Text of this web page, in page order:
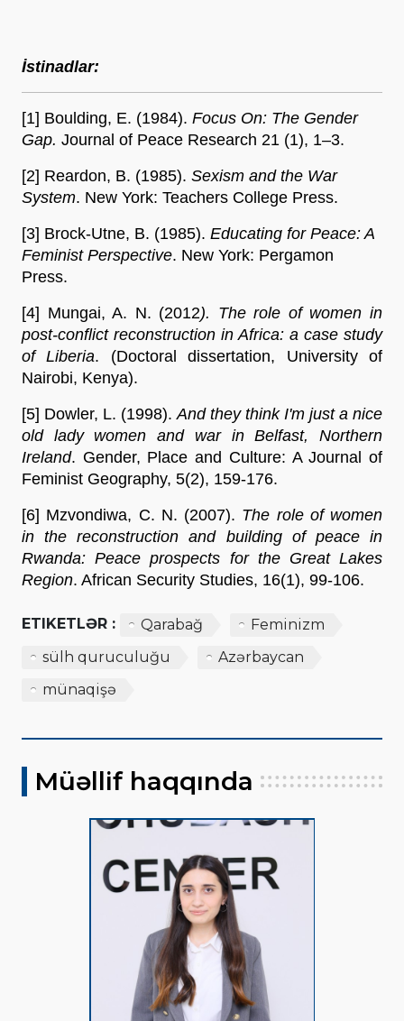
İstinadlar:
[1] Boulding, E. (1984). Focus On: The Gender
Gap. Journal of Peace Research 21 (1), 1–3.
[2] Reardon, B. (1985). Sexism and the War
System. New York: Teachers College Press.
[3] Brock-Utne, B. (1985). Educating for Peace: A
Feminist Perspective. New York: Pergamon
Press.
[4] Mungai, A. N. (2012). The role of women in
post-conflict reconstruction in Africa: a case study
of Liberia. (Doctoral dissertation, University of
Nairobi, Kenya).
[5] Dowler, L. (1998). And they think I'm just a nice
old lady women and war in Belfast, Northern
Ireland. Gender, Place and Culture: A Journal of
Feminist Geography, 5(2), 159-176.
[6] Mzvondiwa, C. N. (2007). The role of women
in the reconstruction and building of peace in
Rwanda: Peace prospects for the Great Lakes
Region. African Security Studies, 16(1), 99-106.
ETIKETLƏR : Qarabağ
Feminizm
sülh quruculuğu
Azərbaycan
münaqişə
Müəllif haqqında